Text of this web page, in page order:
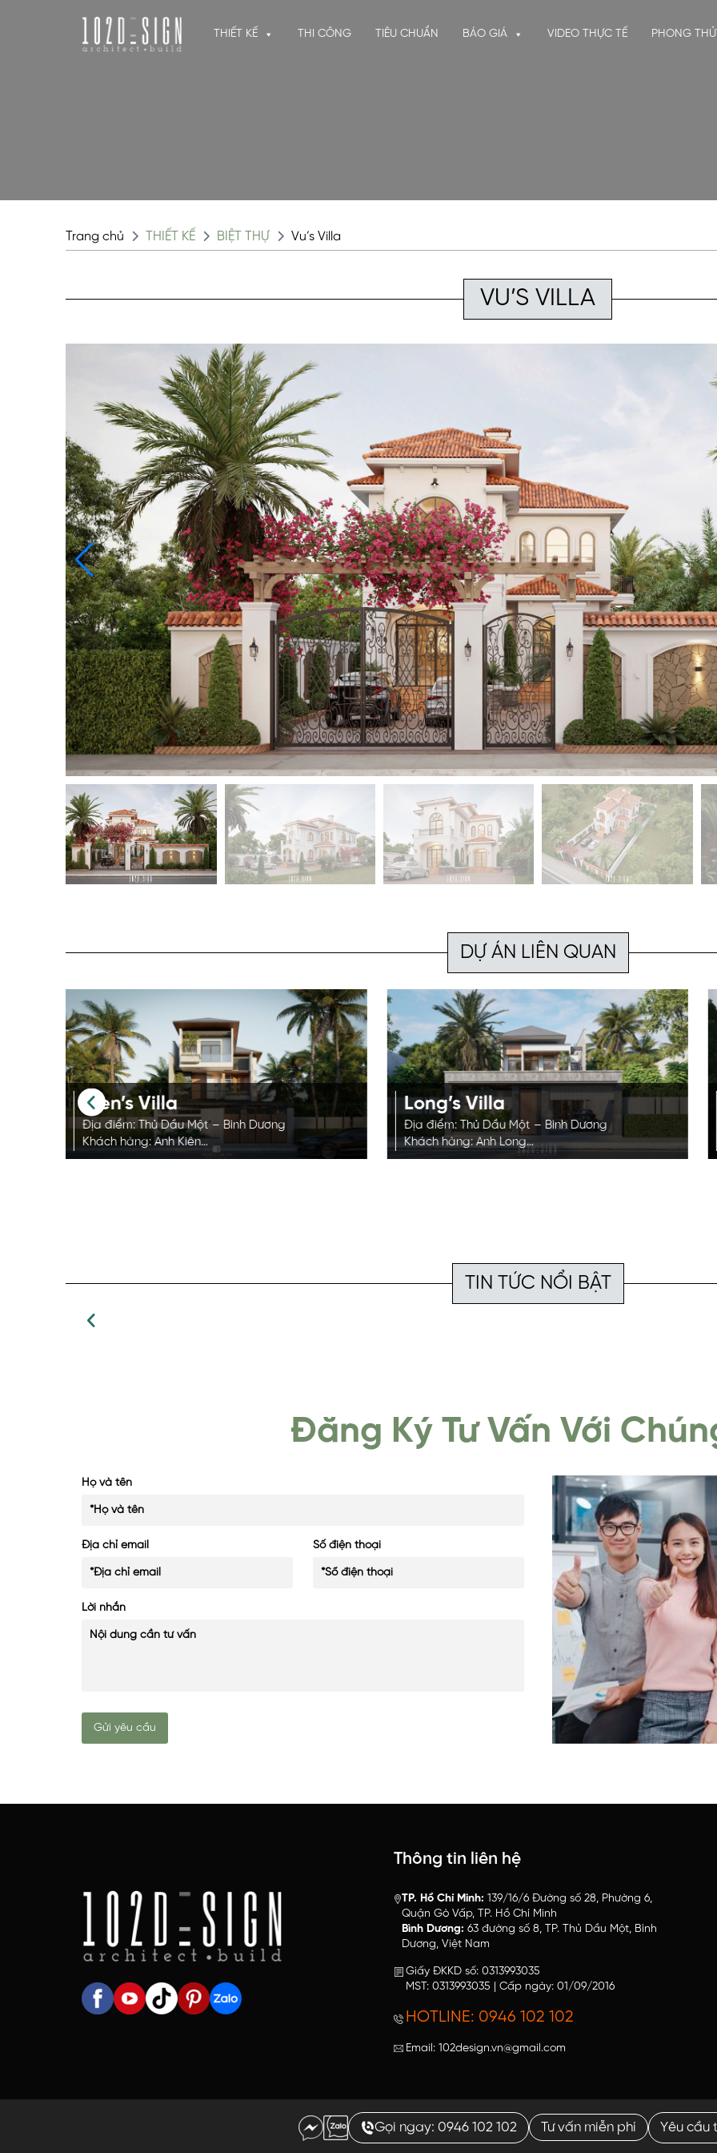
THIẾT KẾ THI CÔNG TIÊU CHUẨN BÁO GIÁ VIDEO THỰC TẾ PHONG
Trang chủ THIẾT KẾ BIỆT THỰ Vu’s Villa
VU’S VILLA
DỰ ÁN LIÊN QUAN
Kien’s Villa
Địa điểm: Thủ Dầu Một – Bình Dương
Khách hàng: Anh Kiên
Phong cách: Tropical
Long’s Villa
Địa điểm: Thủ Dầu Một – Bình Dương
Khách hàng: Anh Long
Phong cách: Tropical
TIN TỨC NỔI BẬT
Đăng Ký Tư Vấn Với
Họ và tên
Địa chỉ email Số điện thoại
Lời nhắn
Thông tin liên hệ
TP. Hồ Chí Minh: 139/16/6 Đường số 28, Phường 6,
Quận Gò Vấp, TP. Hồ Chí Minh
Bình Dương: 63 đường số 8, TP. Thủ Dầu Một, Bình
Dương, Việt Nam
Giấy ĐKKD số: 0313993035
MST: 0313993035 | Cấp ngày: 01/09/2016
HOTLINE: 0946 102 102
Email: 102design.vn@gmail.com
Gọi ngay: 0946 102 102 Tư vấn miễn phí Yêu cầu